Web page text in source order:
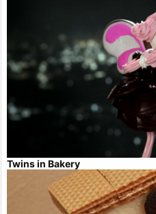
Twins in Bakery